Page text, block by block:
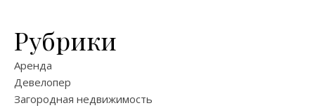
Рубрики
Аренда
Девелопер
Загородная недвижимость